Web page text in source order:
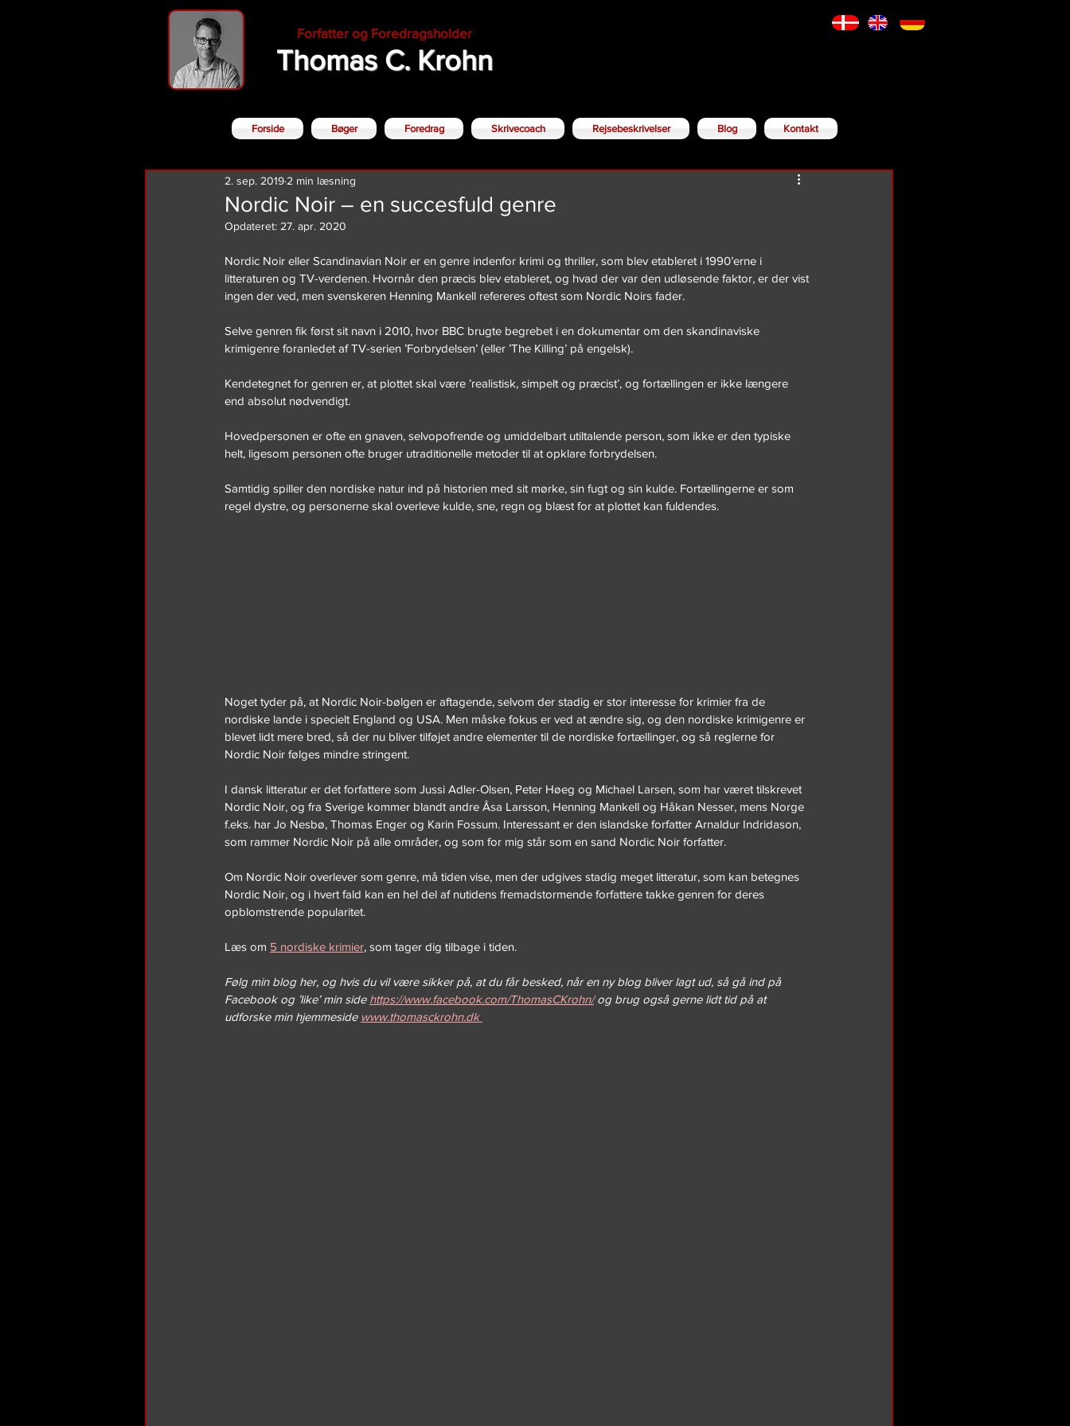
Forfatter og Foredragsholder
Thomas C. Krohn
Forside Bøger Foredrag Skrivecoach Rejsebeskrivelser Blog Kontakt
Nordic Noir – en succesfuld genre
2. sep. 2019 2 min læsning
Opdateret: 27. apr. 2020
Nordic Noir eller Scandinavian Noir er en genre indenfor krimi og thriller, som blev etableret i 1990’erne i
litteraturen og TV-verdenen. Hvornår den præcis blev etableret, og hvad der var den udløsende faktor, er der vist
ingen der ved, men svenskeren Henning Mankell refereres oftest som Nordic Noirs fader.
Selve genren fik først sit navn i 2010, hvor BBC brugte begrebet i en dokumentar om den skandinaviske
krimigenre foranledet af TV-serien ’Forbrydelsen’ (eller ’The Killing’ på engelsk).
Kendetegnet for genren er, at plottet skal være ’realistisk, simpelt og præcist’, og fortællingen er ikke længere
end absolut nødvendigt.
Hovedpersonen er ofte en gnaven, selvopofrende og umiddelbart utiltalende person, som ikke er den typiske
helt, ligesom personen ofte bruger utraditionelle metoder til at opklare forbrydelsen.
Samtidig spiller den nordiske natur ind på historien med sit mørke, sin fugt og sin kulde. Fortællingerne er som
regel dystre, og personerne skal overleve kulde, sne, regn og blæst for at plottet kan fuldendes.
Noget tyder på, at Nordic Noir-bølgen er aftagende, selvom der stadig er stor interesse for krimier fra de
nordiske lande i specielt England og USA. Men måske fokus er ved at ændre sig, og den nordiske krimigenre er
blevet lidt mere bred, så der nu bliver tilføjet andre elementer til de nordiske fortællinger, og så reglerne for
Nordic Noir følges mindre stringent.
I dansk litteratur er det forfattere som Jussi Adler-Olsen, Peter Høeg og Michael Larsen, som har været tilskrevet
Nordic Noir, og fra Sverige kommer blandt andre Åsa Larsson, Henning Mankell og Håkan Nesser, mens Norge
f.eks. har Jo Nesbø, Thomas Enger og Karin Fossum. Interessant er den islandske forfatter Arnaldur Indridason,
som rammer Nordic Noir på alle områder, og som for mig står som en sand Nordic Noir forfatter.
Om Nordic Noir overlever som genre, må tiden vise, men der udgives stadig meget litteratur, som kan betegnes
Nordic Noir, og i hvert fald kan en hel del af nutidens fremadstormende forfattere takke genren for deres
opblomstrende popularitet.
Læs om 5 nordiske krimier, som tager dig tilbage i tiden.
Følg min blog her, og hvis du vil være sikker på, at du får besked, når en ny blog bliver lagt ud, så gå ind på
Facebook og ’like’ min side https://www.facebook.com/ThomasCKrohn/ og brug også gerne lidt tid på at
udforske min hjemmeside www.thomasckrohn.dk